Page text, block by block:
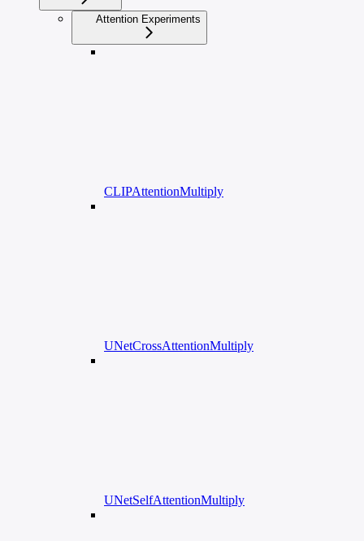
Attention Experiments
CLIPAttentionMultiply
UNetCrossAttentionMultiply
UNetSelfAttentionMultiply